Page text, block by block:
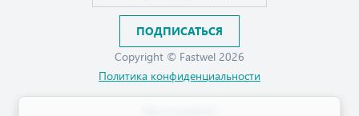
Copyright © Fastwel 2026
Политика конфиденциальности